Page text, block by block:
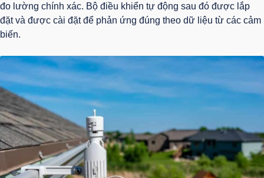
đo lường chính xác. Bộ điều khiển tự động sau đó được lắp
đặt và được cài đặt để phản ứng đúng theo dữ liệu từ các cảm
biến.